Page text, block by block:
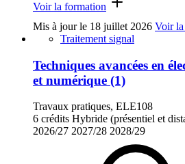
Voir la formation
Mis à jour le 18 juillet 2026 Voir
Traitement signal
Techniques avancées en
et numérique (1)
Travaux pratiques, ELE108
6 crédits Hybride (présentiel et
2026/27 2027/28 2028/29